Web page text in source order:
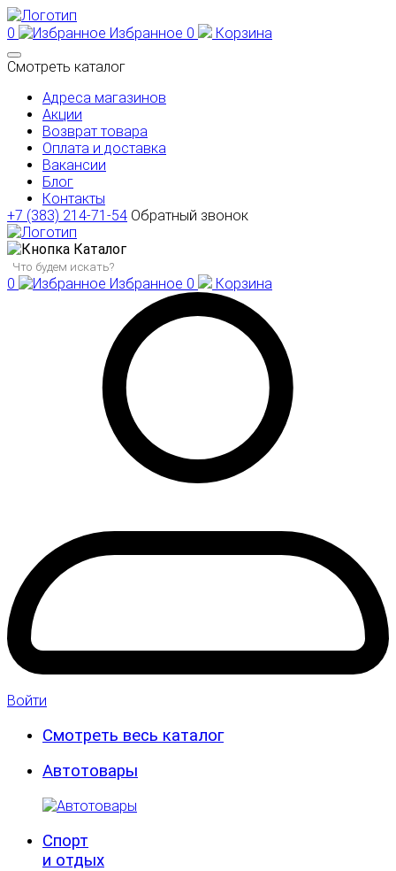
0 Избранное 0
Корзина
Смотреть каталог
Адреса магазинов
Акции
Возврат товара
Оплата и доставка
Вакансии
Блог
Контакты
+7 (383) 214-71-54 Обратный звонок
Каталог
0 Избранное 0 Корзина
Войти
Смотреть весь каталог
Автотовары
Спорт
и отдых